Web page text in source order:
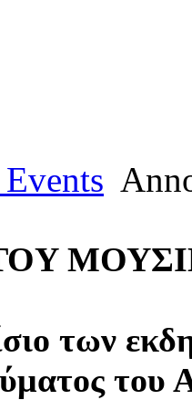
των
του